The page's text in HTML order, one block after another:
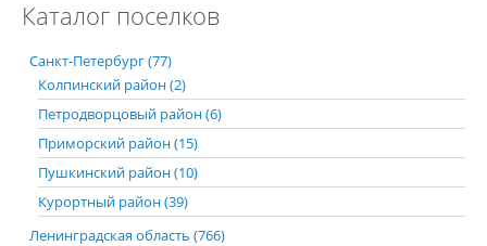
Каталог поселков
Санкт-Петербург (77)
Колпинский район (2)
Петродворцовый район (6)
Приморский район (15)
Пушкинский район (10)
Курортный район (39)
Ленинградская область (766)